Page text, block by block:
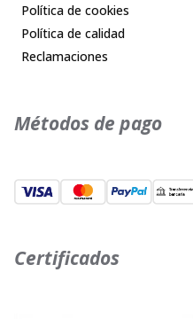
Política de cookies
Política de calidad
Reclamaciones
Métodos de pago
Certificados